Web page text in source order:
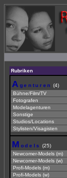
Rubriken
A genturen (4)
Bühne/Film/TV
Fotografen
Modelagenturen
Sonstige
Studios/Locations
Stylisten/Visagisten
M odels
(25)
Newcomer-Models (m)
Newcomer-Models (w)
Profi-Models (m)
Profi-Models (w)